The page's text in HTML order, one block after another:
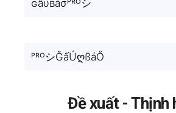
ɢấυвáσᴾᴿᴼシ
ᴾᴿᴼシĞấÚღßáŐ
Đề xuất - Thịnh